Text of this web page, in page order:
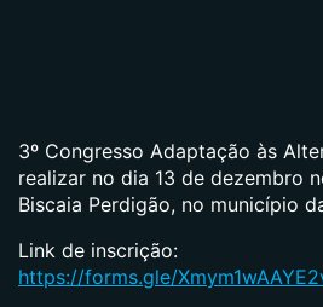
3º Congresso Adaptação às
realizar no dia 13 de dezembro
Biscaia Perdigão, no município
Link de inscrição:
https://forms.gle/